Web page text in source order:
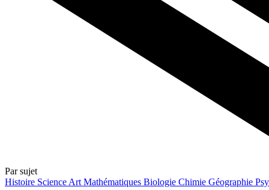
Par sujet
Histoire Science Art Mathématiques Biologie Chimie Géographie